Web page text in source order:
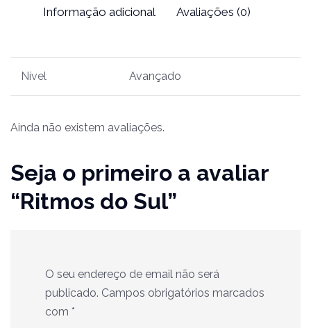
Informação adicional Avaliações (0)
Nível Avançado
Ainda não existem avaliações.
Seja o primeiro a avaliar
“Ritmos do Sul”
O seu endereço de email não será
publicado. Campos obrigatórios marcados
com *